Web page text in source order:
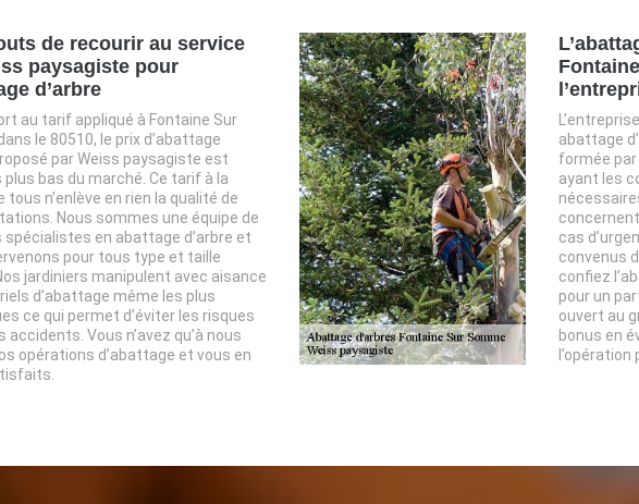
de recourir au service
paysagiste pour
d’arbre
au tarif appliqué à Fontaine Sur
le 80510, le prix d’abattage
par Weiss paysagiste est
plus bas du marché. Ce tarif à la
tous n’enlève en rien la qualité de
Nous sommes une équipe de
spécialistes en abattage d’arbre et
pour tous type et taille
jardiniers manipulent avec aisance
d’abattage même les plus
ce qui permet d’éviter les risques
accidents. Vous n’avez qu’à nous
opérations d’abattage et vous en
abattage
formée
ayant les
cas
convenus
confiez
pour un
ouvert au
bonus en